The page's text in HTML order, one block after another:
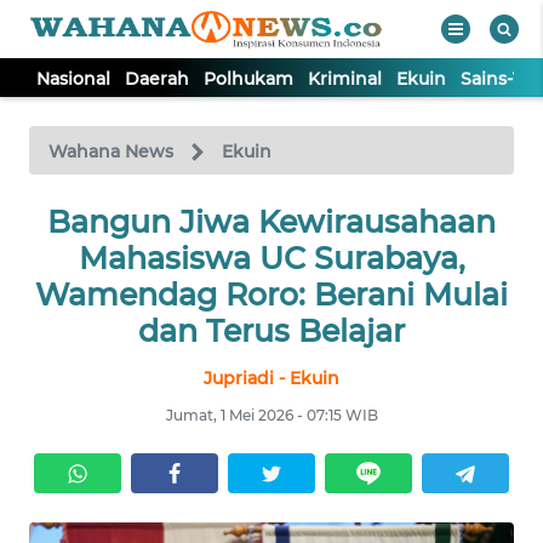
Nasional Daerah Polhukam Kriminal Ekuin Sains-
Wahana News Ekuin
Bangun Jiwa Kewirausahaan
Mahasiswa UC Surabaya,
Wamendag Roro: Berani Mulai
dan Terus Belajar
Jupriadi - Ekuin
Jumat, 1 Mei 2026 - 07:15 WIB
TV
Tutup
NASIONAL
DAERAH
EKUIN